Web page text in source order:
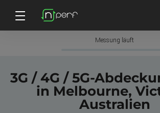
Messung läuft
3G / 4G / 5G-
in Melbourne,
Australien